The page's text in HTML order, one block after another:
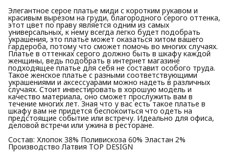
Элегантное серое платье миди с коротким рукавом и
красивым вырезом на груди, благородного серого оттенка,
этот цвет по праву является одним из самых
универсальных, к нему всегда легко будет подобрать
украшения, это платье может оказаться хитом вашего
гардероба, потому что сможет помочь во многих случаях.
Платье в оттенках серого должно быть в шкафу каждой
женщины, ведь подобрать в интернет магазине
подходящее платье для себя не составит особого труда.
Такое женское платье с разными соответствующими
украшениями и аксессуарами можно надеть в различных
случаях. Стоит инвестировать в хорошую модель и
качество материала, оно сможет прослужить вам в
течение многих лет. Зная что у вас есть такое платье в
шкафу вам не придется беспокоиться что одеть на
предстоящие событие или встречу. Идеально для офиса,
деловой встречи или ужина в ресторане.
Состав: Хлопок 38% Поливискоза 60% Эластан 2%
Производство Латвия TOP DESIGN